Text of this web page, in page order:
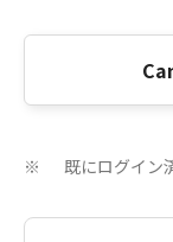
※ 既にログイン